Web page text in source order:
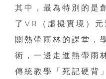
其中，最為特別的是
了VR（虛擬實境）
關熱帶雨林的課堂，
術，一邊走進熱帶雨
傳統教學「死記硬背